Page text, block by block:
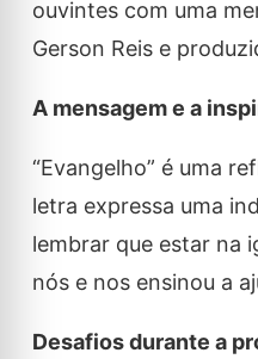
ouvintes com uma
Gerson Reis e
A mensagem e a
“Evangelho” é uma
letra expressa uma
lembrar que estar na
nós e nos ensinou a
Desafios durante a